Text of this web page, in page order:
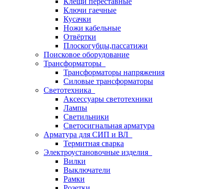
Ключи гаечные
Кусачки
Ножи кабельные
Отвёртки
Плоскогубцы,пассатижи
Поисковое оборудование
Трансформаторы
Трансформаторы напряжения
Силовые трансформаторы
Светотехника
Аксессуары светотехники
Лампы
Светильники
Светосигнальная арматура
Арматура для СИП и ВЛ
Термитная сварка
Электроустановочные изделия
Вилки
Выключатели
Рамки